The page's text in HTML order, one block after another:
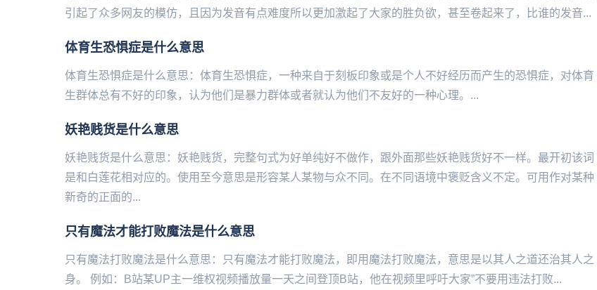
引起了众多网友的模仿，且因为发音有点难度所以更加激起了大家的胜负欲，甚至卷起来了，比谁的发音...
体育生恐惧症是什么意思
体育生恐惧症是什么意思：体育生恐惧症，一‌‌‌‌‌‌‌‌‌‌‌种来自于刻板印象或是个人不好经历而产生的恐惧症，对体育
生群体总有不好的印象，认为他们是暴力群体或者就认为他们不友好的一种心理。...
妖艳贱货是什么意思
妖艳贱货是什么意思：妖艳贱货，完整句式为好单纯好不做作，跟外面那些妖艳贱货好不一样。最开初该词
是和白莲花相对应的。使用至今意思是形容某人某物与众不同。在不同语境中褒贬含义不定。可用作对某种
新奇的正面的...
只有魔法才能打败魔法是什么意思
只有魔法打败魔法是什么意思：只有魔法才能打败魔法，即用魔法打败魔法，意思是以其人之道还治其人之
身。 例如：B站某UP主一维权视频播放量一天之间登顶B站，他在视频里呼吁大家”不要用违法打败...